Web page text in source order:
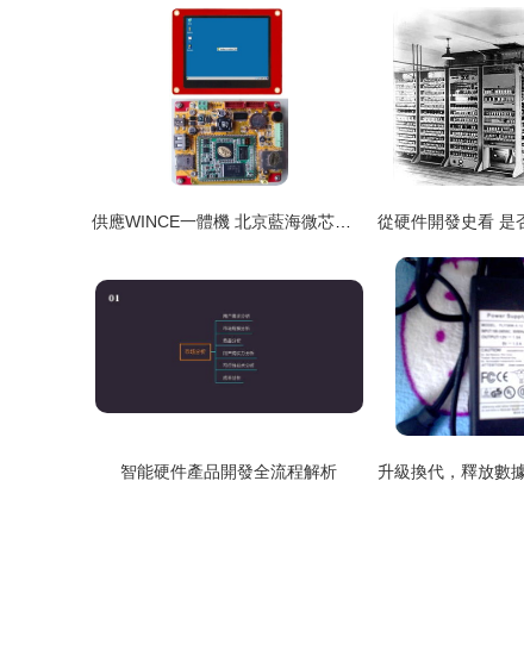
智能硬件產品開發全流程解析